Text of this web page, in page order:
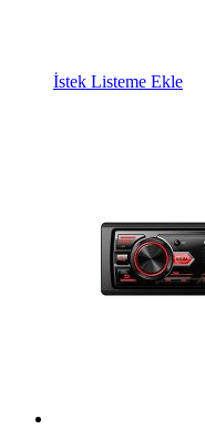
İstek Listeme Ekle